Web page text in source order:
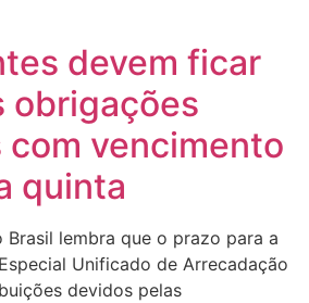
devem ficar
obrigações
vencimento
quinta
Brasil lembra que o prazo para a
Unificado de Arrecadação
devidos pelas